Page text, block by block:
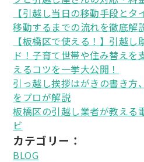
【引越し当日の移動手段と
移動するまでの流れを徹底解
【板橋区で使える！】引越
ド！子育て世帯や住み替えを
えるコツを一挙大公開！
引っ越し挨拶はがきの書き方
をプロが解説
板橋区の引越し業者が教える
ビ
カテゴリー：
BLOG